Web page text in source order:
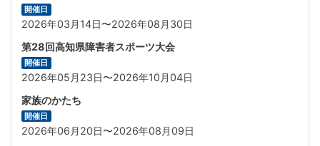
開催日
2026年03月14日〜2026年08月30日
第28回高知県障害者スポーツ大会
開催日
2026年05月23日〜2026年10月04日
家族のかたち
開催日
2026年06月20日〜2026年08月09日